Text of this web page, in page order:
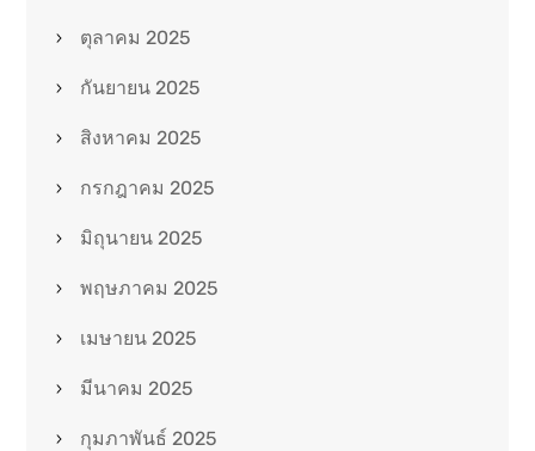
ตุลาคม 2025
กันยายน 2025
สิงหาคม 2025
กรกฎาคม 2025
มิถุนายน 2025
พฤษภาคม 2025
เมษายน 2025
มีนาคม 2025
กุมภาพันธ์ 2025